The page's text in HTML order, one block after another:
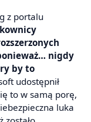
z portalu
nigdy
by to
udostępnił
to w samą porę,
luka